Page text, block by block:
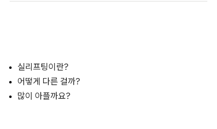
실리프팅이란?
어떻게 다른 걸까?
많이 아플까요?